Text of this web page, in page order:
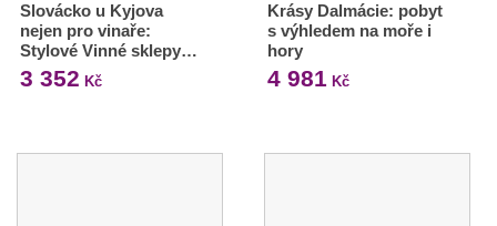
Slovácko u Kyjova
nejen pro vinaře:
Stylové Vinné sklepy…
3 352 Kč
Krásy Dalmácie: pobyt
s výhledem na moře i
hory
4 981 Kč